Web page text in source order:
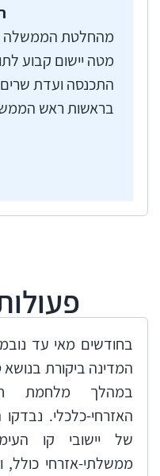
מטה יישום קבוע
התכנסה ועדת שרים
בראשות ראש
המדינה ביקורת בנושא
במהלך מלחמת
האזרחי-כלכלי.
של יישובי קו
ממשלתי-אזרחי כולל,